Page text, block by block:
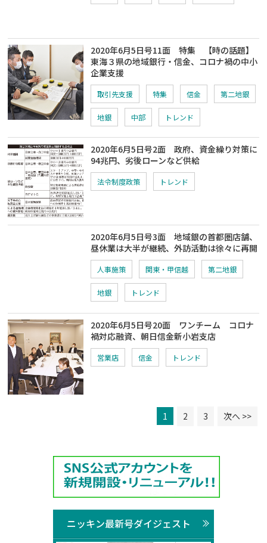
2020年6月5日号11面 特集 【時の話題】
東海３県の地域銀行・信金、コロナ禍の中小
企業支援
取引先支援 特集 信金 第二地銀
地銀 中部 トレンド
2020年6月5日号2面 政府、資金繰り対策に
94兆円、劣後ローンなど供給
法令制度政策 トレンド
2020年6月5日号3面 地域銀の首都圏店舗、
昼休業は大半が継続、外訪活動は徐々に再開
人事施策 関東・甲信越 第二地銀
地銀 トレンド
2020年6月5日号20面 ワンチーム コロナ
禍対応融資、朝日信金新小岩支店
営業店 信金 トレンド
1 2 3 次へ >>
ニッキン最新号ダイジェスト